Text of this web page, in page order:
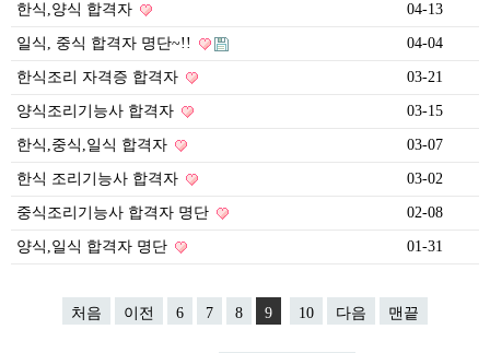
한식,양식 합격자 04-13
일식, 중식 합격자 명단~!! 04-04
한식조리 자격증 합격자 03-21
양식조리기능사 합격자 03-15
한식,중식,일식 합격자 03-07
한식 조리기능사 합격자 03-02
중식조리기능사 합격자 명단 02-08
양식,일식 합격자 명단 01-31
처음 이전 6 7 8 9 10 다음 맨끝